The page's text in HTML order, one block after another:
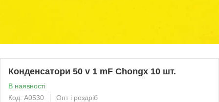
Конденсатори 50 v 1 mF Chongx 10 шт.
В наявності
Код: A0530
Опт і роздріб